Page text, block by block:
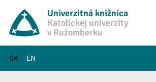
Univerzitná knižnica
Katolíckej univerzity
v Ružomberku
SK EN
Hlavné menu